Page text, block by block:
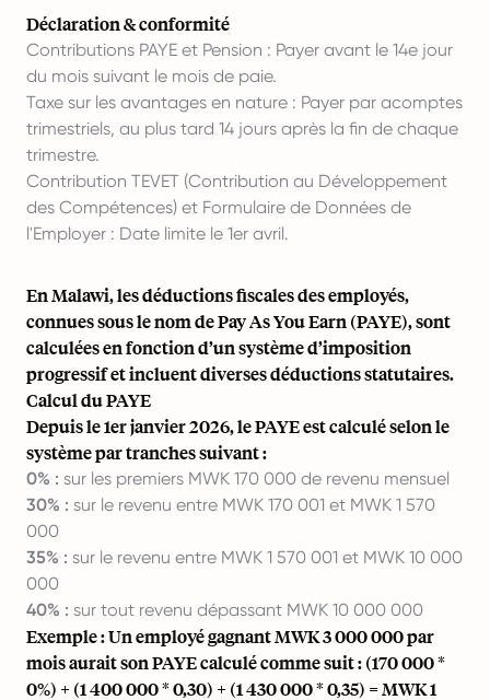
Déclaration & conformité
Contributions PAYE et Pension : Payer avant le 14e jour
du mois suivant le mois de paie.
Taxe sur les avantages en nature : Payer par acomptes
trimestriels, au plus tard 14 jours après la fin de chaque
trimestre.
Contribution TEVET (Contribution au Développement
des Compétences) et Formulaire de Données de
l'Employer : Date limite le 1er avril.
En Malawi, les déductions fiscales des employés,
connues sous le nom de Pay As You Earn (PAYE), sont
calculées en fonction d’un système d’imposition
progressif et incluent diverses déductions statutaires.
Calcul du PAYE
Depuis le 1er janvier 2026, le PAYE est calculé selon le
système par tranches suivant :
0% : sur les premiers MWK 170 000 de revenu mensuel
30% : sur le revenu entre MWK 170 001 et MWK 1 570
000
35% : sur le revenu entre MWK 1 570 001 et MWK 10 000
000
40% : sur tout revenu dépassant MWK 10 000 000
Exemple : Un employé gagnant MWK 3 000 000 par
mois aurait son PAYE calculé comme suit : (170 000 *
0%) + (1 400 000 * 0,30) + (1 430 000 * 0,35) = MWK 1